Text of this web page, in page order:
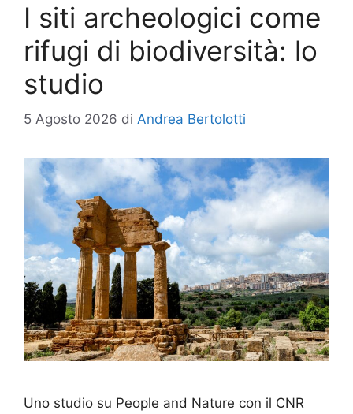
I siti archeologici come
rifugi di biodiversità: lo
studio
5 Agosto 2026 di Andrea Bertolotti
Uno studio su People and Nature con il CNR